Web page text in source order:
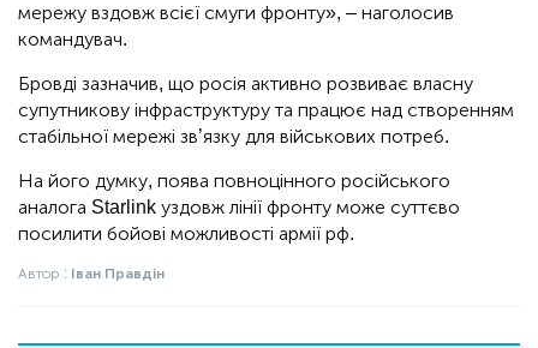
мережу вздовж всієї смуги фронту», – наголосив
командувач.
Бровді зазначив, що росія активно розвиває власну
супутникову інфраструктуру та працює над створенням
стабільної мережі зв’язку для військових потреб.
На його думку, поява повноцінного російського
аналога Starlink уздовж лінії фронту може суттєво
посилити бойові можливості армії рф.
Автор : Іван Правдін